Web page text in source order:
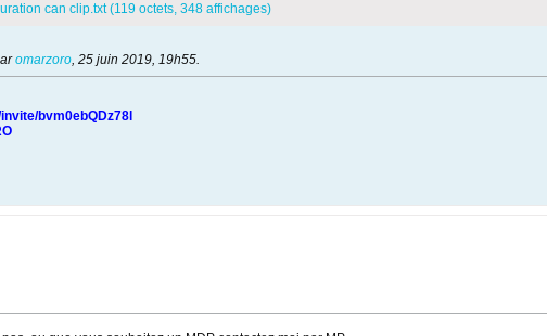
can clip.txt (119 octets, 348 affichages)
omarzoro, 25 juin 2019, 19h55.
bvm0ebQDz78l